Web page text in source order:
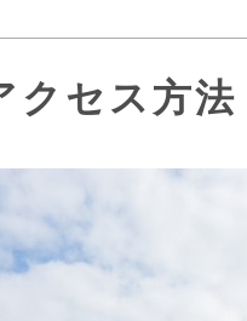
クセス方法